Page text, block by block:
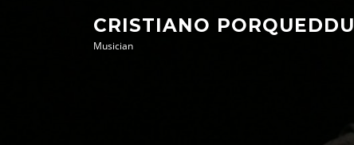
CRISTIANO PORQUEDDU
Musician